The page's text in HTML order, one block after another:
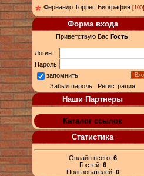
Фернандо Торрес Биография [100]
Форма входа
Приветствую Вас Гость!
Логин:
Пароль:
запомнить
Забыл пароль |Регистрация
Наши Партнеры
Каталог ссылок
Статистика
Онлайн всего: 6
Гостей: 6
Пользователей: 0